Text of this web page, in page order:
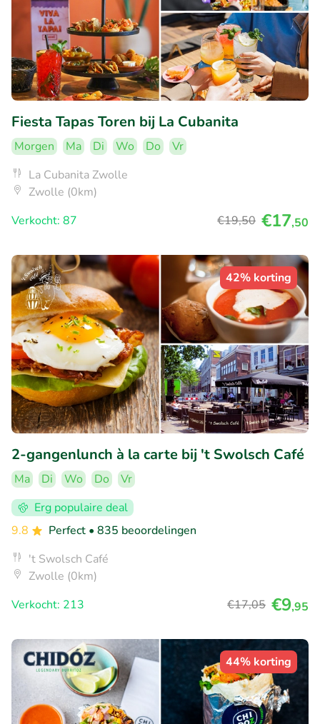
Fiesta Tapas Toren bij La Cubanita
Morgen Ma Di Wo Do
Vr
La Cubanita Zwolle
Zwolle (0km)
Verkocht: 87
€19,50 €17,50
42% korting
2-gangenlunch à la carte bij 't Swolsch Café
Ma Di Wo Do
Vr
Erg populaire deal
9.8
Perfect • 835 beoordelingen
't Swolsch Café
Zwolle (0km)
Verkocht: 213
€17,05 €9,95
44% korting